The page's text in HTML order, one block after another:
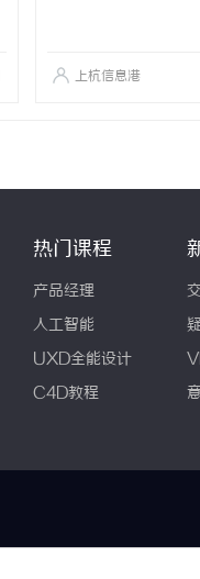
上杭信息港
热门课程
产品经理
人工智能
UXD全能设计
C4D教程